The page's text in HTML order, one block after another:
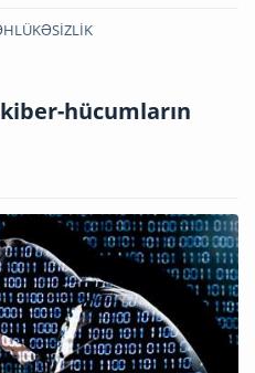
hücumların